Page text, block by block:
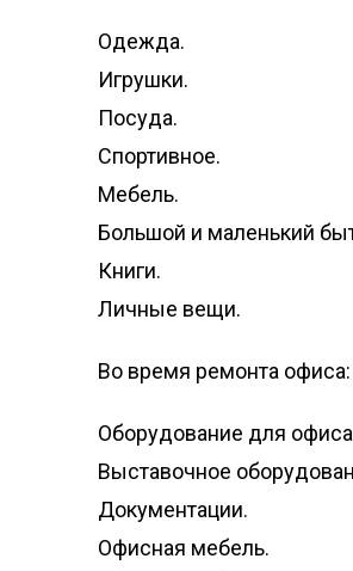
Одежда.
Игрушки.
Посуда.
Спортивное.
Мебель.
Большой и маленький
Книги.
Личные вещи.
Во время ремонта офиса:
Оборудование для
Выставочное
Документации.
Офисная мебель.